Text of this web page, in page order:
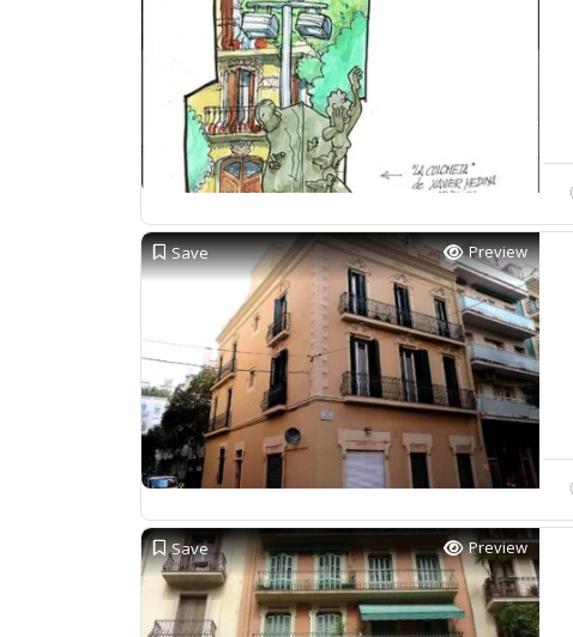
Save Preview
Save Preview